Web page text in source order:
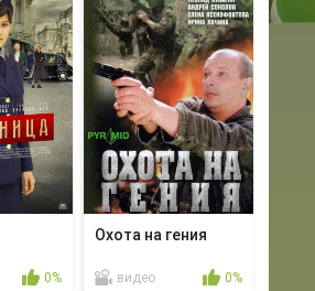
0%
Охота на гения
видео 0%